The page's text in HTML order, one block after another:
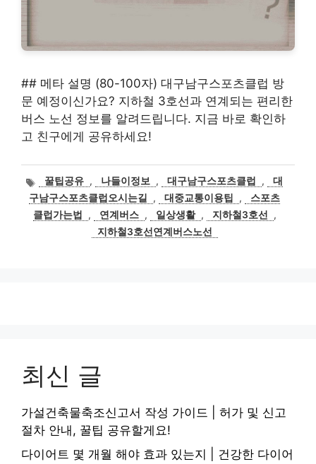
## 메타 설명 (80-100자) 대구남구스포츠클럽 방
문 예정이신가요? 지하철 3호선과 연계되는 편리한
버스 노선 정보를 알려드립니다. 지금 바로 확인하
고 친구에게 공유하세요!
태
그
꿀팁공유 , 나들이정보 , 대구남구스포츠클럽 ,
대
구남구스포츠클럽오시는길
, 대중교통이용팁 ,
스포츠
클럽가는법
, 연계버스 , 일상생활 , 지하철3호선
,
지하철3호선연계버스노선
최신 글
가설건축물축조신고서 작성 가이드 | 허가 및 신고
절차 안내, 꿀팁 공유할게요!
다이어트 몇 개월 해야 효과 있는지 | 건강한 다이어